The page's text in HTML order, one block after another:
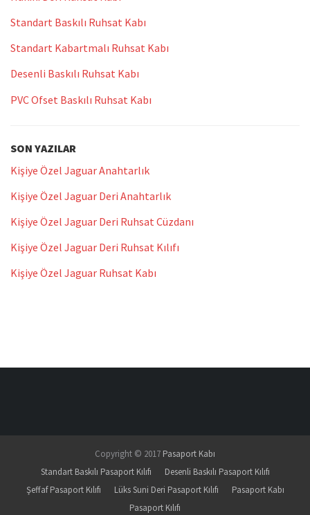
Standart Baskılı Ruhsat Kabı
Standart Kabartmalı Ruhsat Kabı
Desenli Baskılı Ruhsat Kabı
PVC Ofset Baskılı Ruhsat Kabı
SON YAZILAR
Kişiye Özel Jaguar Anahtarlık
Kişiye Özel Jaguar Deri Anahtarlık
Kişiye Özel Jaguar Deri Ruhsat Cüzdanı
Kişiye Özel Jaguar Deri Ruhsat Kılıfı
Kişiye Özel Jaguar Ruhsat Kabı
Copyright © 2017 Pasaport Kabı
Standart Baskılı Pasaport Kılıfı
Desenli Baskılı Pasaport Kılıfı
Şeffaf Pasaport Kılıfı
Lüks Suni Deri Pasaport Kılıfı
Pasaport Kabı
Pasaport Kılıfı